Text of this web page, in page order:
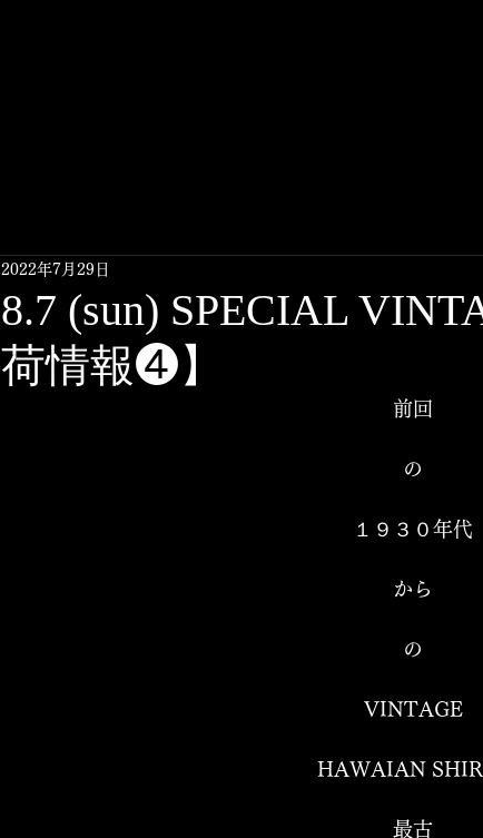
8.7 (sun) SPECIAL
荷情報❹】
2022年7月29日
前回
の
１９３０年代
から
の
VINTAGE
HAWAIAN
最古